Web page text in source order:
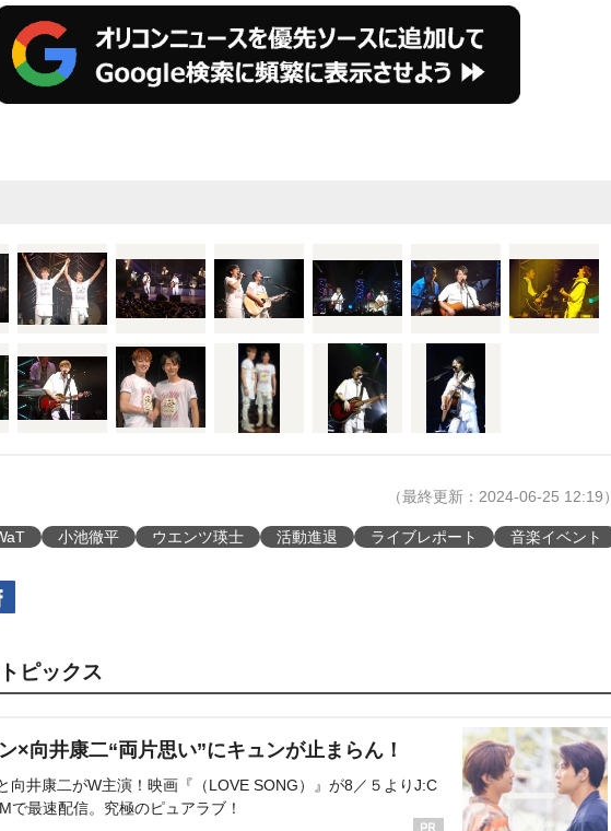
（最終更新：2024-06-25 12:19）
小池徹平 ウエンツ瑛士 活動進退 ライブレポート 音楽イベント
ピックス
×向井康二“両片思い”にキュンが止まらん！
向井康二がW主演！映画『（LOVE SONG）』が8／５よりJ:C
で最速配信。究極のピュアラブ！